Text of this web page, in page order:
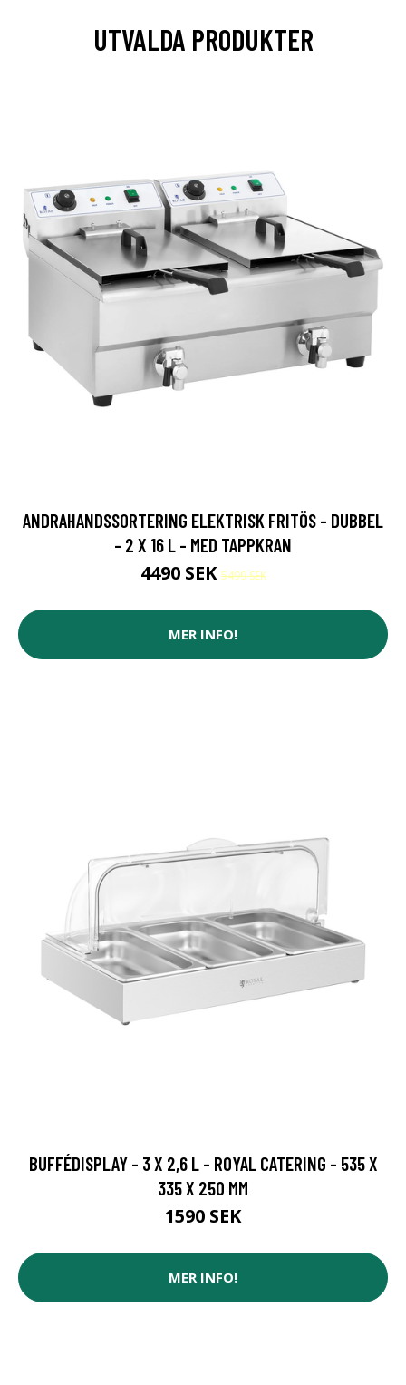
UTVALDA PRODUKTER
ANDRAHANDSSORTERING ELEKTRISK FRITÖS - DUBBEL
- 2 X 16 L - MED TAPPKRAN
4490 SEK5499 SEK
MER INFO!
BUFFÉDISPLAY - 3 X 2,6 L - ROYAL CATERING - 535 X
335 X 250 MM
1590 SEK
MER INFO!